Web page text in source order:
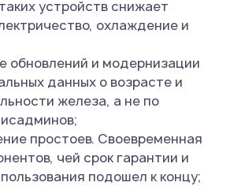
устройств снижает
охлаждение и
обновлений и модернизации
данных о возрасте и
железа, а не по
простоев. Своевременная
чей срок гарантии и
подошел к концу;